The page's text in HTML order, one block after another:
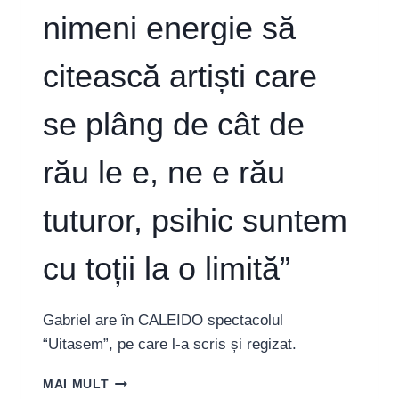
EVENIMENTE
nimeni energie să
citească artiști care
se plâng de cât de
rău le e, ne e rău
tuturor, psihic suntem
cu toții la o limită”
Gabriel are în CALEIDO spectacolul
“Uitasem”, pe care l-a scris și regizat.
MAI MULTGABRIEL